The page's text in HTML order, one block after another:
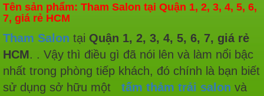
Tên sản phẩm: Tham Salon tại Quận 1, 2, 3, 4, 5, 6,
7, giá rẻ HCM
Tham Salon tại Quận 1, 2, 3, 4, 5, 6, 7, giá rẻ
HCM. . Vậy thì điều gì đã nói lên và làm nổi bậc
nhất trong phòng tiếp khách, đó chính là bạn biết
sử dụng sở hữu một tấm thảm trải salon và